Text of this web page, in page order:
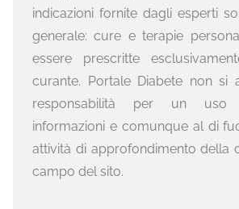
indicazioni fornite dagli esperti
generale: cure e terapie
essere prescritte
curante. Portale Diabete non si
responsabilità per un uso
informazioni e comunque al di
attività di approfondimento della
campo del sito.